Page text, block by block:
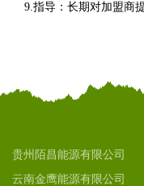
9.指导：长期对加盟商
贵州陌昌能源有限公司
云南金鹰能源有限公司